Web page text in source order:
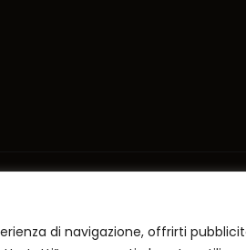
di navigazione, offrirti